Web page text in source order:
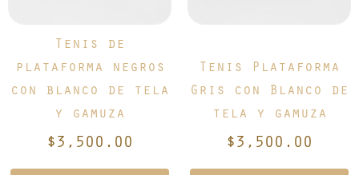
Tenis de
plataforma negros
con blanco de tela
y gamuza
$ 3,500.00
elegir
en
de
producto
Tenis Plataforma
Gris con Blanco de
tela y gamuza
$ 3,500.00
en
la
de
producto